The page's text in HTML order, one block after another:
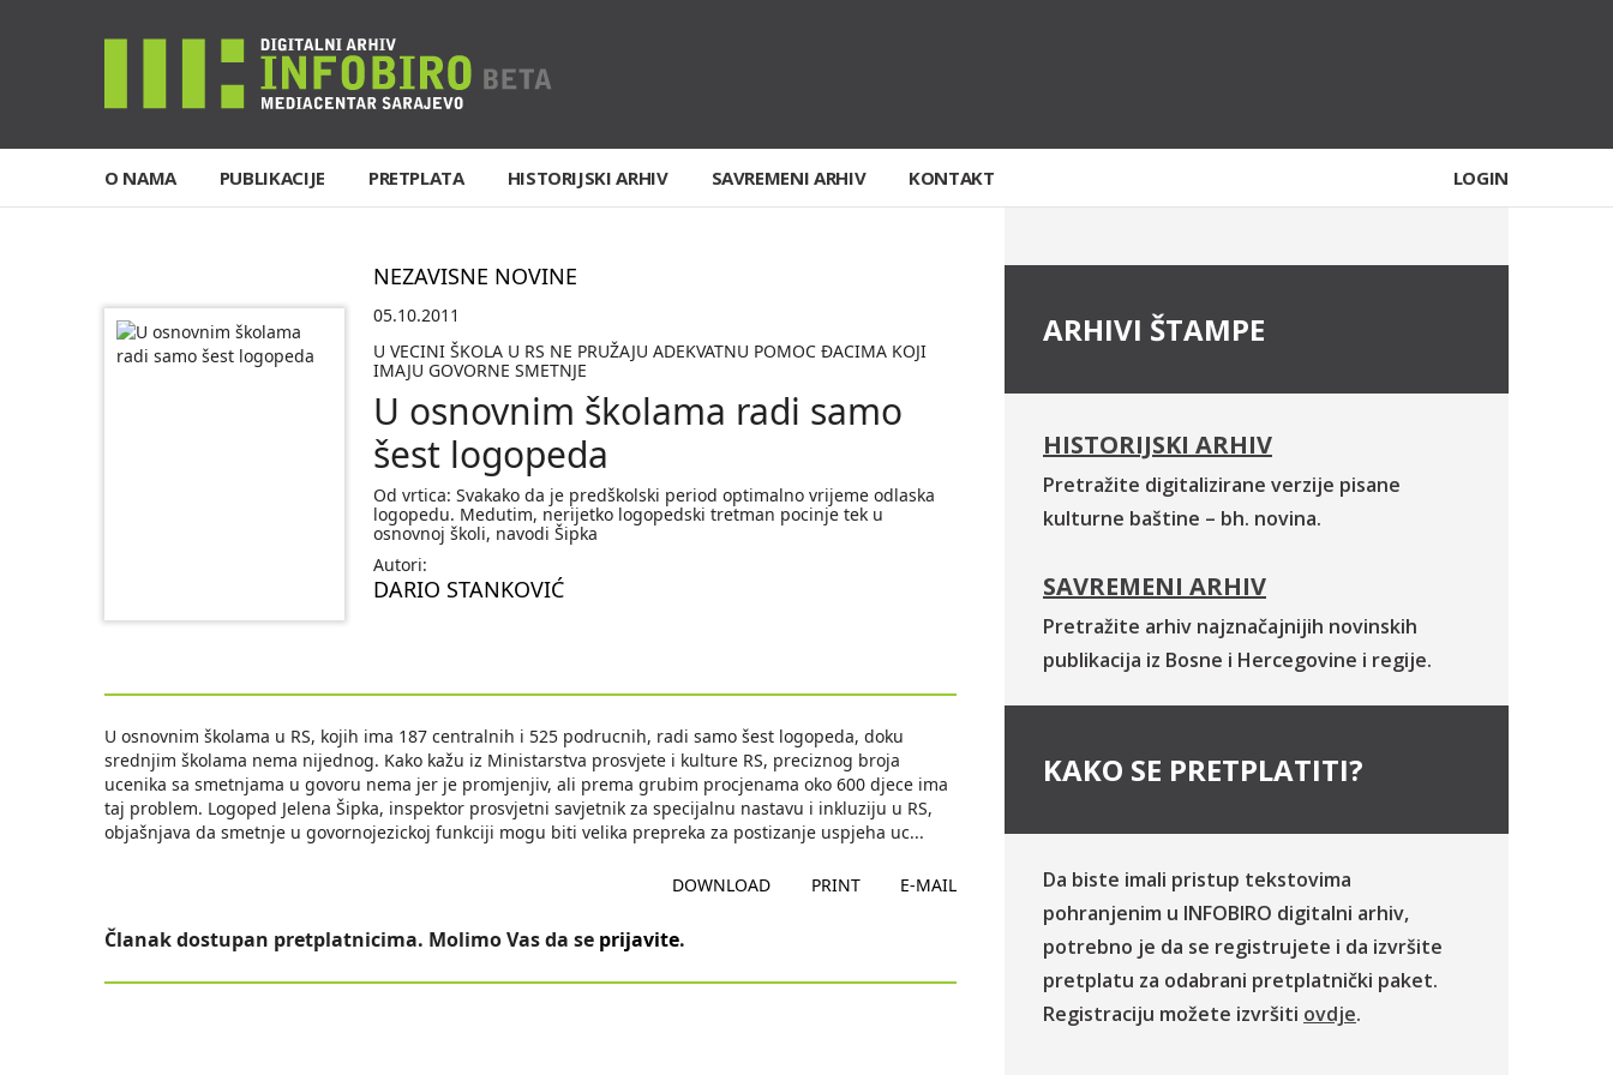
O NAMA PUBLIKACIJE PRETPLATA HISTORIJSKI ARHIV SAVREMENI ARHIV KONTAKT LOGIN
NEZAVISNE NOVINE
05.10.2011
U VECINI ŠKOLA U RS NE PRUŽAJU ADEKVATNU POMOC ÐACIMA KOJI
IMAJU GOVORNE SMETNJE
U osnovnim školama radi samo
šest logopeda
Od vrtica: Svakako da je predškolski period optimalno vrijeme odlaska
logopedu. Medutim, nerijetko logopedski tretman pocinje tek u
osnovnoj školi, navodi Šipka
Autori:
DARIO STANKOVIĆ
U osnovnim školama u RS, kojih ima 187 centralnih i 525 podrucnih, radi samo šest logopeda, doku
srednjim školama nema nijednog. Kako kažu iz Ministarstva prosvjete i kulture RS, preciznog broja
ucenika sa smetnjama u govoru nema jer je promjenjiv, ali prema grubim procjenama oko 600 djece ima
taj problem. Logoped Jelena Šipka, inspektor prosvjetni savjetnik za specijalnu nastavu i inkluziju u RS,
objašnjava da smetnje u govornojezickoj funkciji mogu biti velika prepreka za postizanje uspjeha uc...
DOWNLOAD PRINT E-MAIL
Članak dostupan pretplatnicima. Molimo Vas da se prijavite.
ARHIVI ŠTAMPE
HISTORIJSKI ARHIV
Pretražite digitalizirane verzije pisane
kulturne baštine – bh. novina.
SAVREMENI ARHIV
Pretražite arhiv najznačajnijih novinskih
publikacija iz Bosne i Hercegovine i regije.
KAKO SE PRETPLATITI?
Da biste imali pristup tekstovima
pohranjenim u INFOBIRO digitalni arhiv,
potrebno je da se registrujete i da izvršite
pretplatu za odabrani pretplatnički paket.
Registraciju možete izvršiti ovdje.